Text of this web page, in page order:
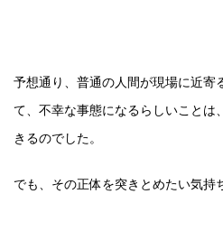
予想通り、普通の人間が現場に近寄
て、不幸な事態になるらしいことは
きるのでした。
でも、その正体を突きとめたい気持